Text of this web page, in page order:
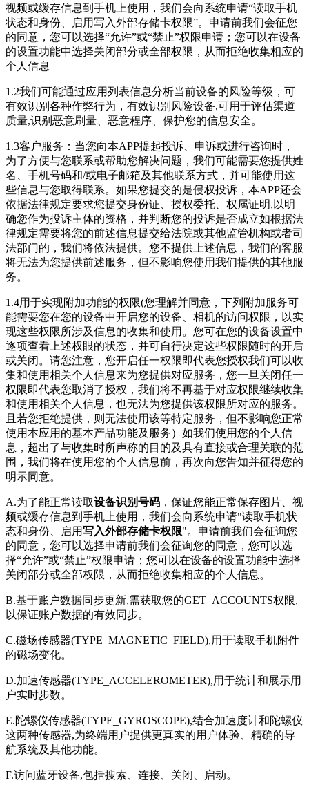
视频或缓存信息到手机上使用，我们会向系统申请“读取手机
状态和身份、启用写入外部存储卡权限”。申请前我们会征您
的同意，您可以选择“允许”或“禁止”权限申请；您可以在设备
的设置功能中选择关闭部分或全部权限，从而拒绝收集相应的
个人信息
1.2我们可能通过应用列表信息分析当前设备的风险等级，可
有效识别各种作弊行为，有效识别风险设备,可用于评估渠道
质量,识别恶意刷量、恶意程序、保护您的信息安全。
1.3客户服务：当您向本APP提起投诉、申诉或进行咨询时，
为了方便与您联系或帮助您解决问题，我们可能需要您提供姓
名、手机号码和/或电子邮箱及其他联系方式，并可能使用这
些信息与您取得联系。如果您提交的是侵权投诉，本APP还会
依据法律规定要求您提交身份证、授权委托、权属证明,以明
确您作为投诉主体的资格，并判断您的投诉是否成立如根据法
律规定需要将您的前述信息提交给法院或其他监管机构或者司
法部门的，我们将依法提供。您不提供上述信息，我们的客服
将无法为您提供前述服务，但不影响您使用我们提供的其他服
务。
1.4用于实现附加功能的权限(您理解并同意，下列附加服务可
能需要您在您的设备中开启您的设备、相机的访问权限，以实
现这些权限所涉及信息的收集和使用。您可在您的设备设置中
逐项查看上述权眼的状态，并可自行决定这些权限随时的开后
或关闭。请您注意，您开启任一权限即代表您授权我们可以收
集和使用相关个人信息来为您提供对应服务，您一旦关闭任一
权限即代表您取消了授权，我们将不再基于对应权限继续收集
和使用相关个人信息，也无法为您提供该权限所对应的服务。
且若您拒绝提供，则无法使用该等特定服务，但不影响您正常
使用本应用的基本产品功能及服务）如我们使用您的个人信
息，超出了与收集时所声称的目的及具有直接或合理关联的范
围，我们将在使用您的个人信息前，再次向您告知并征得您的
明示同意。
A.为了能正常读取设备识别号码 ，保证您能正常保存图片、视
频或缓存信息到手机上使用，我们会向系统申请"读取手机状
态和身份、启用写入外部存储卡权限"。申请前我们会征询您
的同意，您可以选择申请前我们会征询您的同意，您可以选
择“允许”或“禁止”权限申请；您可以在设备的设置功能中选择
关闭部分或全部权限，从而拒绝收集相应的个人信息。
B.基于账户数据同步更新,需获取您的GET_ACCOUNTS权限,
以保证账户数据的有效同步。
C.磁场传感器(TYPE_MAGNETIC_FIELD),用于读取手机附件
的磁场变化。
D.加速传感器(TYPE_ACCELEROMETER),用于统计和展示用
户实时步数。
E.陀螺仪传感器(TYPE_GYROSCOPE),结合加速度计和陀螺仪
这两种传感器,为终端用户提供更真实的用户体验、精确的导
航系统及其他功能。
F.访问蓝牙设备,包括搜索、连接、关闭、启动。